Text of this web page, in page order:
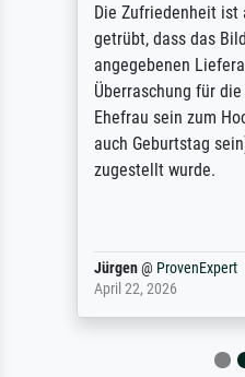
Die Zufriedenheit ist
getrübt, dass das
angegebenen
Überraschung für
Ehefrau sein zum
auch Geburtstag
zugestellt wurde.
Jürgen@ ProvenExpert
April 22, 2026